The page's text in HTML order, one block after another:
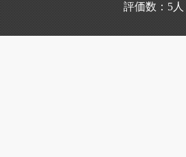
評価数： 5 人